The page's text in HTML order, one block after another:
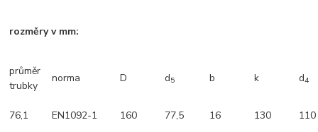
rozměry v mm:
průměr
trubky
norma D d5 b k d4
76,1 EN1092-1 160 77,5 16 130 110